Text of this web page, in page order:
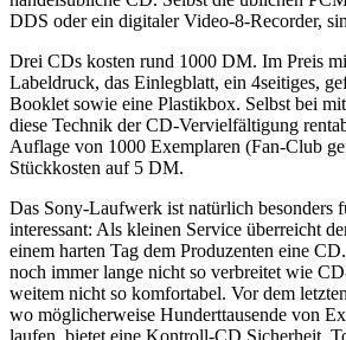
DDS oder ein digitaler Video-8-Recorder,
Drei CDs kosten rund 1000 DM. Im Preis
Labeldruck, das Einlegblatt, ein 4seitiges,
Booklet sowie eine Plastikbox. Selbst bei
diese Technik der CD-Vervielfältigung
Auflage von 1000 Exemplaren (Fan-Club
Stückkosten auf 5 DM.
Das Sony-Laufwerk ist natürlich besonders
interessant: Als kleinen Service überreicht
einem harten Tag dem Produzenten eine
noch immer lange nicht so verbreitet wie
weitem nicht so komfortabel. Vor dem
wo möglicherweise Hunderttausende von
laufen, bietet eine Kontroll-CD Sicherheit.